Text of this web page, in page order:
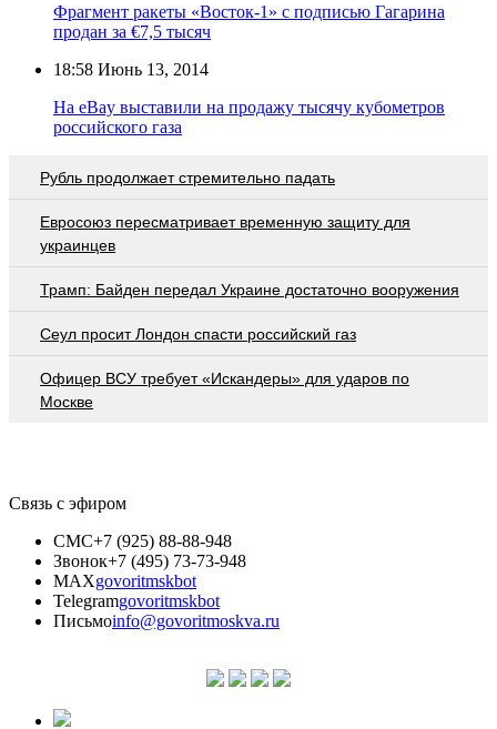
Фрагмент ракеты «Восток-1» с подписью Гагарина
продан за €7,5 тысяч
18:58 Июнь 13, 2014
На eBay выставили на продажу тысячу кубометров
российского газа
Рубль продолжает стремительно падать
Евросоюз пересматривает временную защиту для
украинцев
Трамп: Байден передал Украине достаточно вооружения
Сеул просит Лондон спасти российский газ
Офицер ВСУ требует «Искандеры» для ударов по
Москве
Связь с эфиром
СМС+7 (925) 88-88-948
Звонок+7 (495) 73-73-948
MAXgovoritmskbot
Telegramgovoritmskbot
Письмоinfo@govoritmoskva.ru